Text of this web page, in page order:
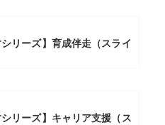
リーズ】育成伴走（スライ
リーズ】キャリア支援（ス